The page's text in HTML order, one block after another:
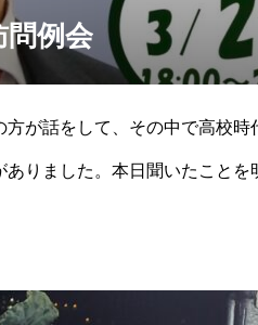
例会
が話をして、その中で高校時
りました。本日聞いたことを